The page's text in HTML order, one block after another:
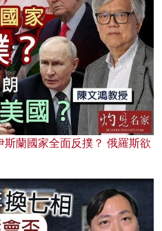
蘭國家全面反撲？ 俄羅斯欲